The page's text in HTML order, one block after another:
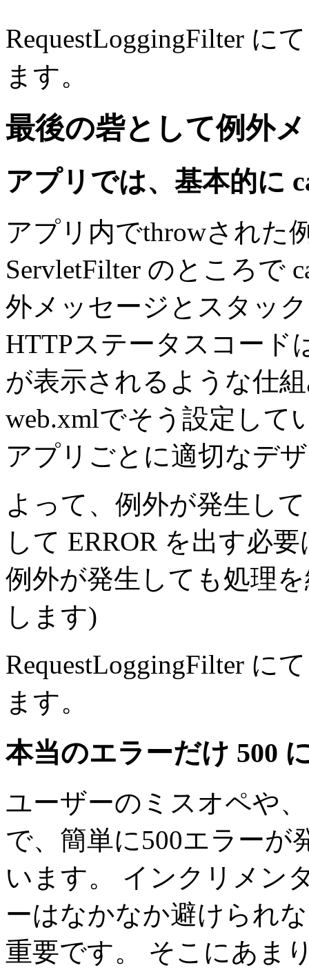
RequestLoggingFilter に
ます。
最後の砦として例外
アプリでは、基本的に
アプリ内でthrowされた
ServletFilter のところで
外メッセージとスタッ
HTTPステータスコード
が表示されるような仕
web.xmlでそう設定して
アプリごとに適切なデ
よって、例外が発生し
して ERROR を出す必
例外が発生しても処理
します)
RequestLoggingFilter に
ます。
本当のエラーだけ 500
ユーザーのミスオペや
で、簡単に500エラーが
います。 インクリメン
ーはなかなか避けられ
重要です。 そこにあま